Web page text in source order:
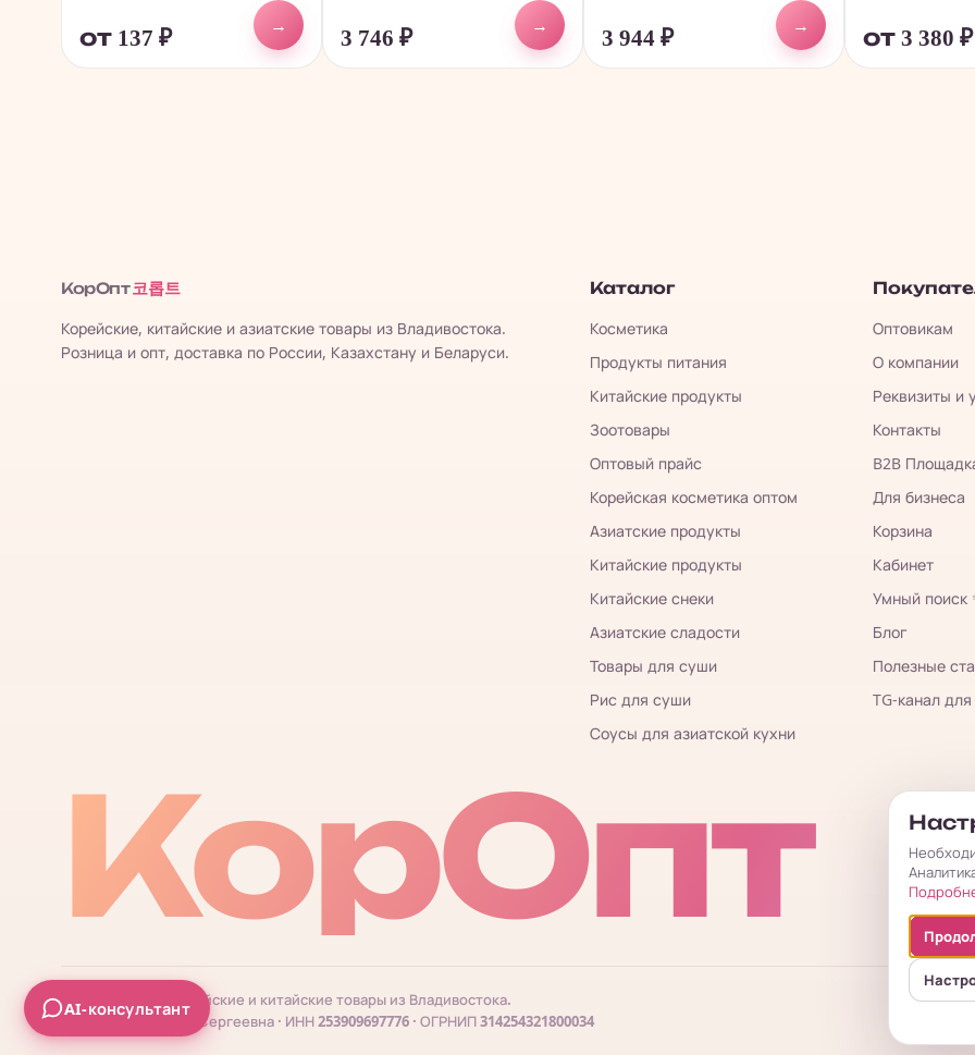
от 137 ₽
→
3 746 ₽
→
3 944 ₽
→
от 3 380 ₽
КорОпт 코롭트
Корейские, китайские и азиатские товары из Владивостока.
Розница и опт, доставка по России, Казахстану и Беларуси.
Каталог
Косметика
Продукты питания
Китайские продукты
Зоотовары
Оптовый прайс
Корейская косметика оптом
Азиатские продукты
Китайские продукты
Китайские снеки
Азиатские сладости
Товары для суши
Рис для суши
Соусы для азиатской кухни
Оптовикам
О компании
Реквизиты и
Контакты
B2B
Для бизнеса
Корзина
Кабинет
Умный поиск
Блог
Полезные
TG-канал
КорОпт
© 2026 КорОпт. Корейские и китайские товары из Владивостока.
ИП Галицкая Мария Сергеевна · ИНН 253909697776 · ОГРНИП 314254321800034
AI-консультант